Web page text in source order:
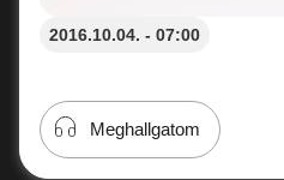
2016.10.04. - 07:00
Meghallgatom